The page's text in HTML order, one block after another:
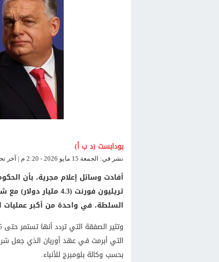
بودابست (د ب أ)
نشر في: الجمعة 15 مايو 2026 - 2:20 م | آخر تحديث: الجمعة 15 مايو 2026 - 2:21 م
السلطة، في واحدة من أكبر عمليات
بحسب وكالة بلومبرج للأنباء.